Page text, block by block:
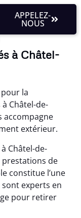
APPELEZ-
NOUS
à Châtel-
la
Châtel-de-
accompagne
extérieur.
Châtel-de-
de
constitue l’une
sont experts en
pour retirer